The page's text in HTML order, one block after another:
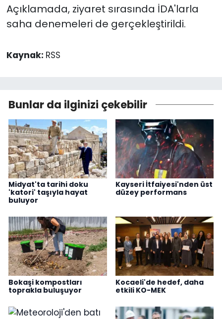
Açıklamada, ziyaret sırasında İDA'larla
saha denemeleri de gerçekleştirildi.
Kaynak: RSS
Bunlar da ilginizi çekebilir
Midyat'ta tarihi doku
'katori' taşıyla hayat
buluyor
Kayseri İtfaiyesi'nden üst
düzey performans
Bokaşi kompostları
toprakla buluşuyor
Kocaeli'de hedef, daha
etkili KO-MEK